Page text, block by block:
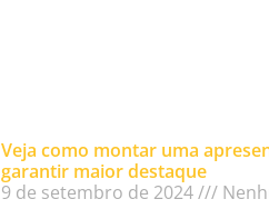
Veja como montar uma
garantir maior destaque
9 de setembro de 2024